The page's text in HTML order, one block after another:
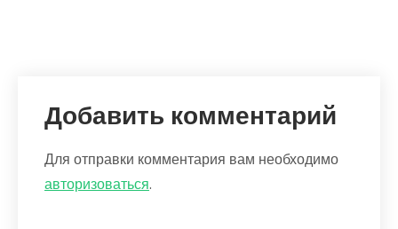
Добавить комментарий
Для отправки комментария вам необходимо
авторизоваться.